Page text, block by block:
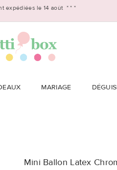
expédiées le 14 août * * *
MARIAGE
Mini Ballon Latex